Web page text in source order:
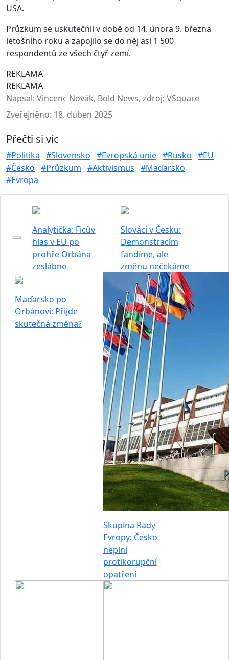
USA.
Průzkum se uskutečnil v době od 14. února 9. března
letošního roku a zapojilo se do něj asi 1 500
respondentů ze všech čtyř zemí.
REKLAMA
REKLAMA
Napsal: Vincenc Novák, Bold News, zdroj: VSquare
Zveřejněno: 18. duben 2025
Přečti si víc
#Politika #Slovensko #Evropská unie #Rusko #EU
#Česko #Průzkum #Aktivismus #Maďarsko
#Evropa
Analytička: Ficův
hlas v EU po
prohře Orbána
zeslábne
Slováci v Česku:
Demonstracím
fandíme, ale
změnu nečekáme
Maďarsko po
Orbánovi: Přijde
skutečná změna?
Skupina Rady
Evropy: Česko
neplní
protikorupční
opatření